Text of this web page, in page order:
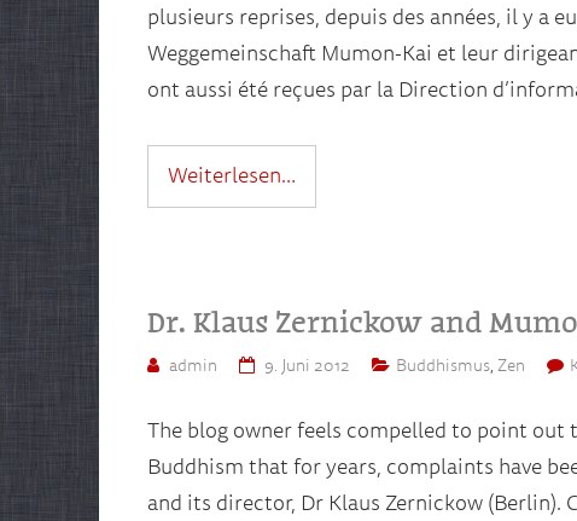
plusieurs reprises, depuis des années, il y a
Weggemeinschaft Mumon-Kai et leur
ont aussi été reçues par la Direction
Weiterlesen…
Dr. Klaus Zernickow and
admin 9. Juni 2012 Buddhismus, Zen
The blog owner feels compelled to point
Buddhism that for years, complaints have
and its director, Dr Klaus Zernickow (Berlin).